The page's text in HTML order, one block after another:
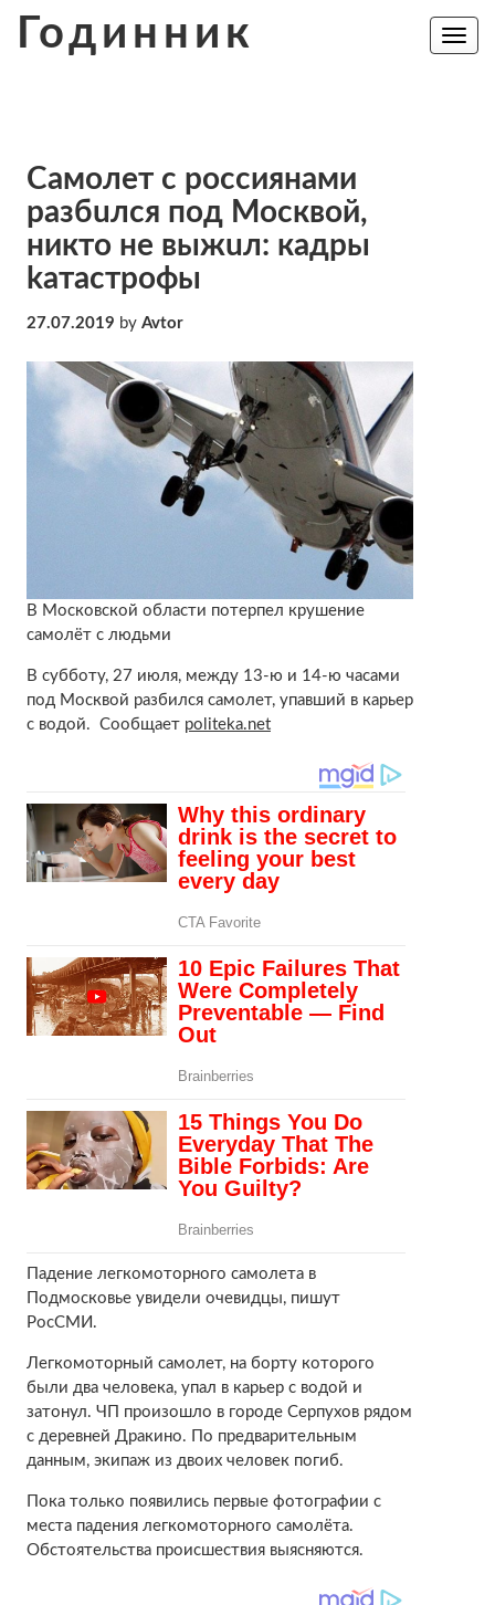
Годинник
Toggle
Самолет с россиянами
разбuлся под Москвой,
никто не выжuл: кадры
kатастpофы
27.07.2019 by Avtor
В Московской области потерпел крушение
самолёт с людьми
В субботу, 27 июля, между 13-ю и 14-ю часами
под Москвой разбился самолет, упавший в карьер
с водой. Сообщает politeka.net
Падение легкомоторного самолета в
Подмосковье увидели очевидцы, пишут
РосСМИ.
Легкомоторный самолет, на борту которого
были два человека, упал в карьер с водой и
затонул. ЧП произошло в городе Серпухов рядом
с деревней Дракино. По предварительным
данным, экипаж из двоих человек погиб.
Пока только появились первые фотографии с
места падения легкомоторного самолёта.
Обстоятельства происшествия выясняются.